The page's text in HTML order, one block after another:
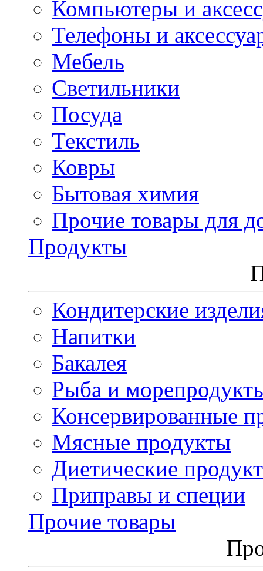
Компьютеры и
Телефоны и
Мебель
Светильники
Посуда
Текстиль
Ковры
Бытовая химия
Прочие товары для
Продукты
Кондитерские
Напитки
Бакалея
Рыба и
Консервированные
Мясные продукты
Диетические
Приправы и специи
Прочие товары